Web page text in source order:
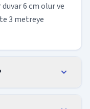
6 cm olur ve
3 metreye